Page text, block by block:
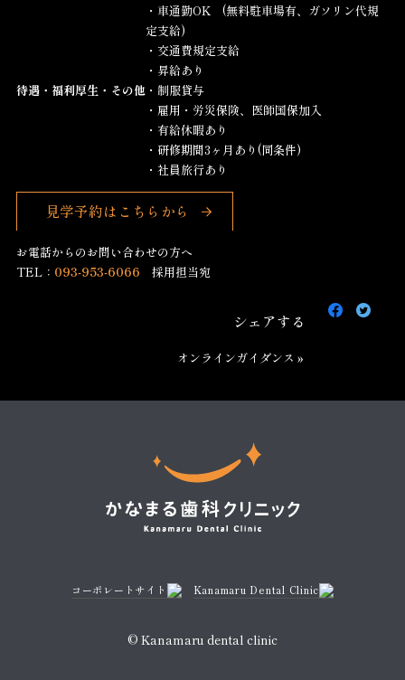
待遇・福利厚生・その他
・車通勤OK (無料駐車場有、ガソリン代規
定支給)
・交通費規定支給
・昇給あり
・制服貸与
・雇用・労災保険、医師国保加入
・有給休暇あり
・研修期間3ヶ月あり(同条件)
・社員旅行あり
見学予約はこちらから
お電話からのお問い合わせの方へ
TEL： 093-953-6066 採用担当宛
シェアする で
る
で
る
オンラインガイダンス »
© Kanamaru dental clinic
コーポレートサイト Kanamaru Dental Clinic